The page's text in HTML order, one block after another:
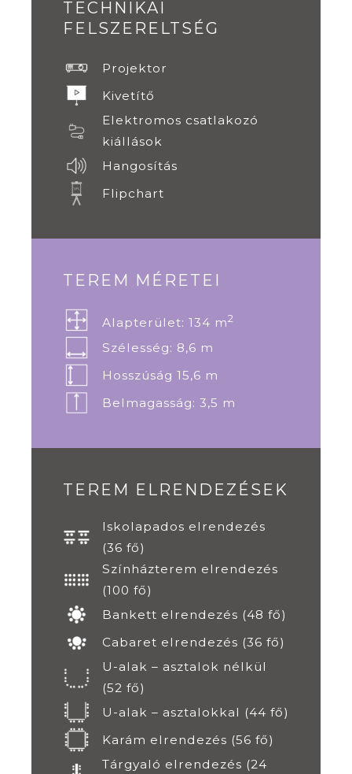
TECHNIKAI
FELSZERELTSÉG
Projektor
Kivetítő
Elektromos csatlakozó
kiállások
Hangosítás
Flipchart
TEREM MÉRETEI
Alapterület: 134 m2
Szélesség: 8,6 m
Hosszúság 15,6 m
Belmagasság: 3,5 m
TEREM ELRENDEZÉSEK
Iskolapados elrendezés
(36 fő)
Színházterem elrendezés
(100 fő)
Bankett elrendezés (48 fő)
Cabaret elrendezés (36 fő)
U-alak – asztalok nélkül
(52 fő)
U-alak – asztalokkal (44 fő)
Karám elrendezés (56 fő)
Tárgyaló elrendezés (24